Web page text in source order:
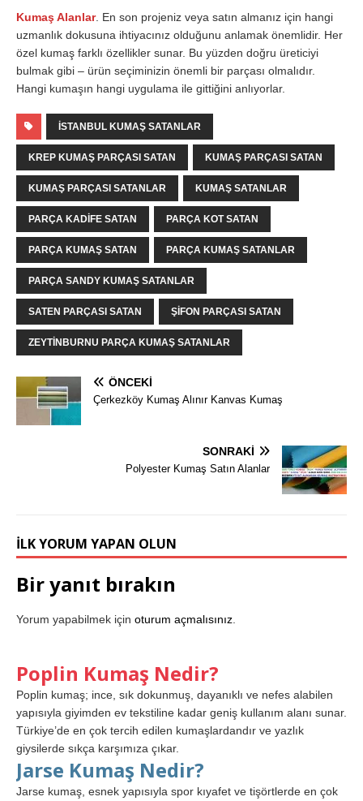
Kumaş Alanlar. En son projeniz veya satın almanız için hangi
uzmanlık dokusuna ihtiyacınız olduğunu anlamak önemlidir. Her
özel kumaş farklı özellikler sunar. Bu yüzden doğru üreticiyi
bulmak gibi – ürün seçiminizin önemli bir parçası olmalıdır.
Hangi kumaşın hangi uygulama ile gittiğini anlıyorlar.
ISTANBUL KUMAŞ SATANLAR
KREP KUMAŞ PARÇASI SATAN KUMAŞ PARÇASI SATAN
KUMAŞ PARÇASI SATANLAR KUMAŞ SATANLAR
PARÇA KADIFE SATAN PARÇA KOT SATAN
PARÇA KUMAŞ SATAN PARÇA KUMAŞ SATANLAR
PARÇA SANDY KUMAŞ SATANLAR
SATEN PARÇASI SATAN ŞIFON PARÇASI SATAN
ZEYTINBURNU PARÇA KUMAŞ SATANLAR
ÖNCEKI
Çerkezköy Kumaş Alınır Kanvas Kumaş
SONRAKI
Polyester Kumaş Satın Alanlar
İLK YORUM YAPAN OLUN
Bir yanıt bırakın
Yorum yapabilmek için oturum açmalısınız
Poplin Kumaş Nedir?
Poplin kumaş; ince, sık dokunmuş, dayanıklı ve nefes alabilen
yapısıyla giyimden ev tekstiline kadar geniş kullanım alanı sunar.
Türkiye’de en çok tercih edilen kumaşlardandır ve yazlık
giysilerde sıkça karşımıza çıkar.
Jarse Kumaş Nedir?
Jarse kumaş, esnek yapısıyla spor kıyafet ve tişörtlerde en çok